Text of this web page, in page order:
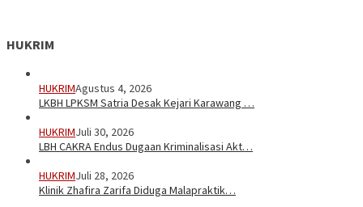
HUKRIM
HUKRIMAgustus 4, 2026
LKBH LPKSM Satria Desak Kejari Karawang …
HUKRIMJuli 30, 2026
LBH CAKRA Endus Dugaan Kriminalisasi Akt…
HUKRIMJuli 28, 2026
Klinik Zhafira Zarifa Diduga Malapraktik…